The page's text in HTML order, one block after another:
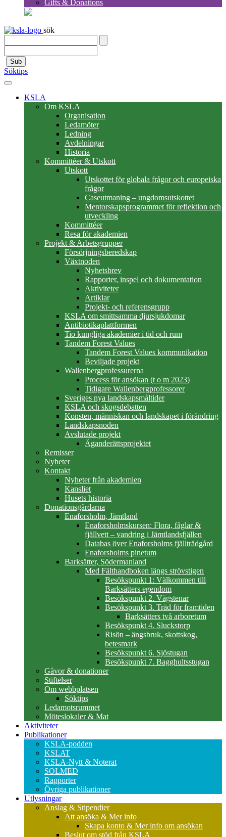
Gifts & Donations
sök
Sub
Söktips
KSLA
Om KSLA
Organisation
Ledamöter
Ledning
Avdelningar
Historia
Kommittéer & Utskott
Utskott
Utskottet för globala frågor och europeiska
frågor
Caseutmaning – ungdomsutskottet
Mentorskapsprogrammet för reflektion och
utveckling
Kommittéer
Resa för akademien
Projekt & Arbetsgrupper
Försörjningsberedskap
Växtnoden
Nyhetsbrev
Rapporter, inspel och dokumentation
Aktiviteter
Artiklar
Projekt- och referensgrupp
KSLA om smittsamma djursjukdomar
Antibiotikaplattformen
Tio kungliga akademier i tid och rum
Tandem Forest Values
Tandem Forest Values kommunikation
Beviljade projekt
Wallenbergprofessurerna
Process för ansökan (t o m 2023)
Tidigare Wallenbergprofessorer
Sveriges nya landskapsmåltider
KSLA och skogsdebatten
Konsten, människan och landskapet i förändring
Landskapsnoden
Avslutade projekt
Äganderättsprojektet
Remisser
Nyheter
Kontakt
Nyheter från akademien
Kansliet
Husets historia
Donationsgårdarna
Enaforsholm, Jämtland
Enaforsholmskursen: Flora, fåglar &
fjällvett – vandring i Jämtlandsfjällen
Databas över Enaforsholms fjällträdgård
Enaforsholms pinetum
Barksätter, Södermanland
Med Fälthandboken längs strövstigen
Besökspunkt 1: Välkommen till
Barksätters egendom
Besökspunkt 2. Vägstenar
Besökspunkt 3. Träd för framtiden
Barksätters två arboretum
Besökspunkt 4. Sluckstorp
Risön – ängsbruk, skottskog,
betesmark
Besökspunkt 6. Sjöstugan
Besökspunkt 7. Bagghultsstugan
Gåvor & donationer
Stiftelser
Om webbplatsen
Söktips
Ledamotsrummet
Möteslokaler & Mat
Aktiviteter
Publikationer
KSLA-podden
KSLAT
KSLA-Nytt & Noterat
SOLMED
Rapporter
Övriga publikationer
Utlysningar
Anslag & Stipendier
Att ansöka & Mer info
Skapa konto & Mer info om ansökan
Beslut om stöd från KSLA